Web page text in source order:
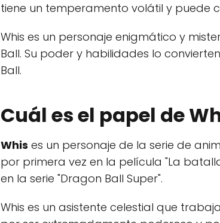
tiene un temperamento volátil y puede
Whis es un personaje enigmático y
Ball. Su poder y habilidades lo
Ball.
Cuál es el papel de
Whis es un personaje de la serie de
por primera vez en la película "La
en la serie "Dragon Ball Super".
Whis es un asistente celestial que